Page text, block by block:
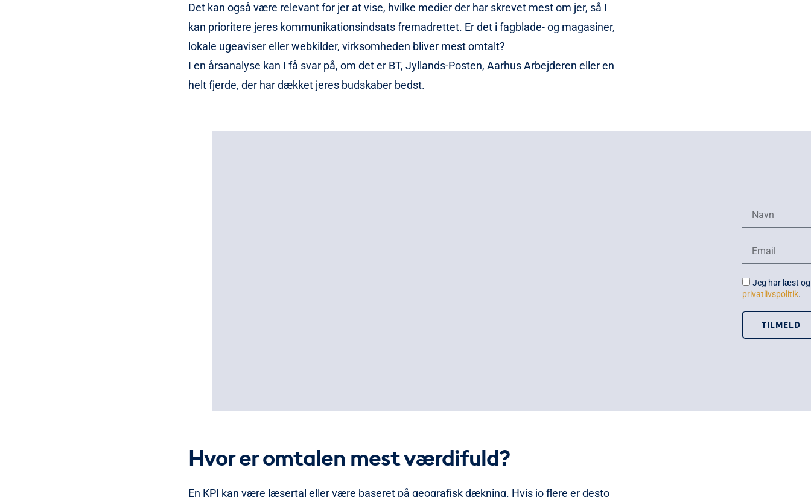
Det kan også være relevant for jer at vise, hvilke medier der har skrevet mest om jer, så I
kan prioritere jeres kommunikationsindsats fremadrettet. Er det i fagblade- og magasiner,
lokale ugeaviser eller webkilder, virksomheden bliver mest omtalt?
I en årsanalyse kan I få svar på, om det er BT, Jyllands-Posten, Aarhus Arbejderen eller en
helt fjerde, der har dækket jeres budskaber bedst.
Jeg har læst og
privatlivspolitik.
TILMELD
Hvor er omtalen mest værdifuld?
En KPI kan være læsertal eller være baseret på geografisk dækning. Hvis jo flere er desto